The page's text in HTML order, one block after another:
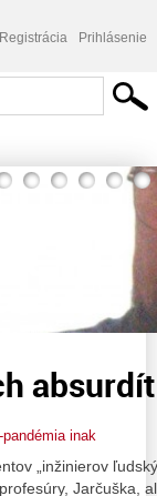
Registrácia Prihlásenie
absurdít
pandémia inak
„inžinierov
Jarčuška,